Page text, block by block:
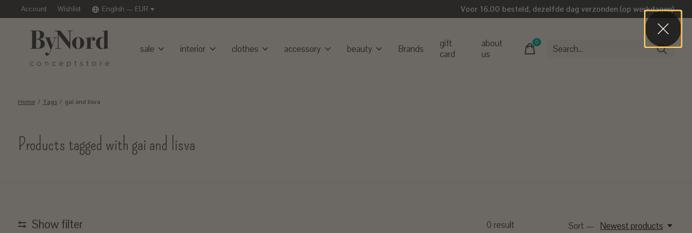
Account Wishlist English — EUR Voor 16.00 besteld, dezelfde dag verzonden (op werkdagen)
sale interior clothes accessory beauty Brands
gift
card
about
us
0items
Home / Tags / gai and lisva
Products tagged with gai and lisva
Show filter 0 result Sort — Newest products